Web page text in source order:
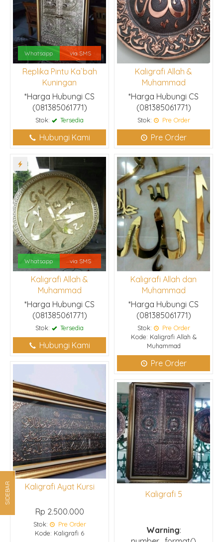
Whatsapp via SMS
Replika Pintu Ka`bah
Kuningan
*Harga Hubungi CS
(081385061771)
Stok: Tersedia
Hubungi Kami
Kaligrafi Allah &
Muhammad
*Harga Hubungi CS
(081385061771)
Stok: Pre Order
Pre Order
Whatsapp via SMS
Kaligrafi Allah &
Muhammad
*Harga Hubungi CS
(081385061771)
Stok: Tersedia
Hubungi Kami
Kaligrafi Allah dan
Muhammad
*Harga Hubungi CS
(081385061771)
Stok:
Pre Order
Kode: Kaligrafi Allah &
Muhammad
Pre Order
Kaligrafi Ayat Kursi
Rp 2.500.000
Stok:
Pre Order
Kode: Kaligrafi 6
Kaligrafi 5
Warning:
SIDEBAR